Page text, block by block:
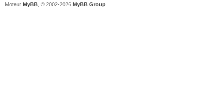
Moteur MyBB , © 2002-2026 MyBB Group